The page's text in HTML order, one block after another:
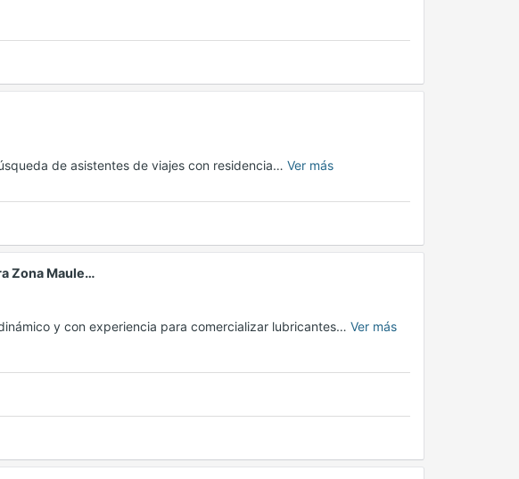
de asistentes de viajes con residencia… Ver más
Zona Maule…
y con experiencia para comercializar lubricantes… Ver más